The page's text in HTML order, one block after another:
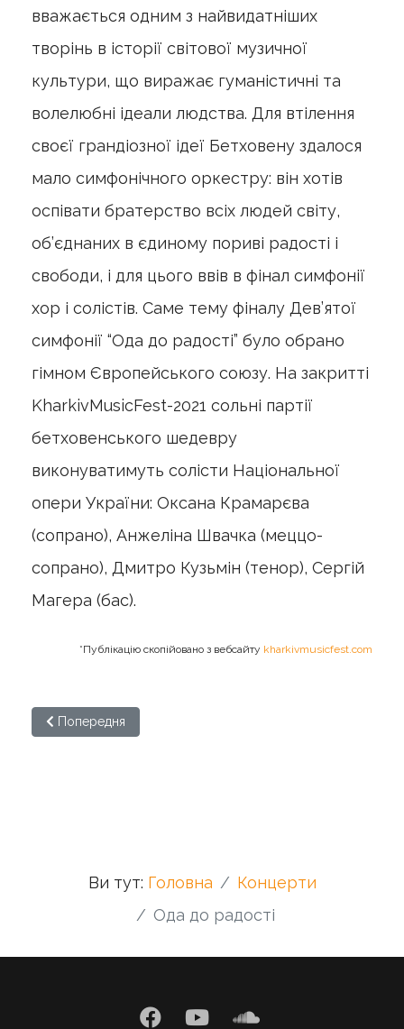
вважається одним з найвидатніших
творінь в історії світової музичної
культури, що виражає гуманістичні та
волелюбні ідеали людства. Для втілення
своєї грандіозної ідеї Бетховену здалося
мало симфонічного оркестру: він хотів
оспівати братерство всіх людей світу,
об’єднаних в єдиному пориві радості і
свободи, і для цього ввів в фінал симфонії
хор і солістів. Саме тему фіналу Дев’ятої
симфонії “Ода до радості” було обрано
гімном Європейського союзу. На закритті
KharkivMusicFest-2021 cольні партії
бетховенського шедевру
виконуватимуть солісти Національної
опери України: Оксана Крамарєва
(сопрано), Анжеліна Швачка (меццо-
сопрано), Дмитро Кузьмін (тенор), Сергій
Магера (бас).
*Публікацію скопійовано з вебсайту kharkivmusicfest.com
Попередня стаття: Концерт-фінал конкурсу "Українська
Попередня
Ви тут: Головна
Концерти
Ода до радості